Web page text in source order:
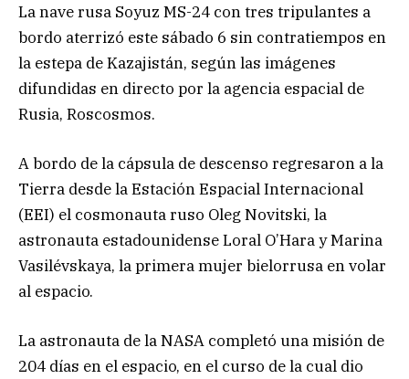
La nave rusa Soyuz MS-24 con tres tripulantes a
bordo aterrizó este sábado 6 sin contratiempos en
la estepa de Kazajistán, según las imágenes
difundidas en directo por la agencia espacial de
Rusia, Roscosmos.
A bordo de la cápsula de descenso regresaron a la
Tierra desde la Estación Espacial Internacional
(EEI) el cosmonauta ruso Oleg Novitski, la
astronauta estadounidense Loral O’Hara y Marina
Vasilévskaya, la primera mujer bielorrusa en volar
al espacio.
La astronauta de la NASA completó una misión de
204 días en el espacio, en el curso de la cual dio